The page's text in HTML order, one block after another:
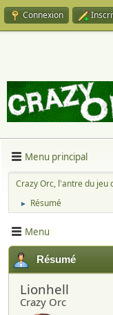
Connexion
Menu principal
Crazy Orc, l'antre du jeu
► Résumé
Menu
Résumé
Lionhell
Crazy Orc